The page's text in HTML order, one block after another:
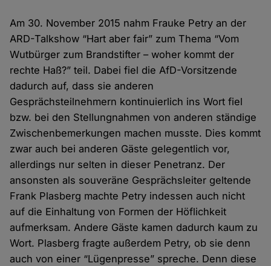
Am 30. November 2015 nahm Frauke Petry an der
ARD-Talkshow “Hart aber fair” zum Thema “Vom
Wutbürger zum Brandstifter – woher kommt der
rechte Haß?” teil. Dabei fiel die AfD-Vorsitzende
dadurch auf, dass sie anderen
Gesprächsteilnehmern kontinuierlich ins Wort fiel
bzw. bei den Stellungnahmen von anderen ständige
Zwischenbemerkungen machen musste. Dies kommt
zwar auch bei anderen Gäste gelegentlich vor,
allerdings nur selten in dieser Penetranz. Der
ansonsten als souveräne Gesprächsleiter geltende
Frank Plasberg machte Petry indessen auch nicht
auf die Einhaltung von Formen der Höflichkeit
aufmerksam. Andere Gäste kamen dadurch kaum zu
Wort. Plasberg fragte außerdem Petry, ob sie denn
auch von einer “Lügenpresse” spreche. Denn diese